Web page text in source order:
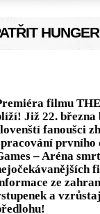
filmu
Již 22. března
fanoušci
– Aréna
ze
a